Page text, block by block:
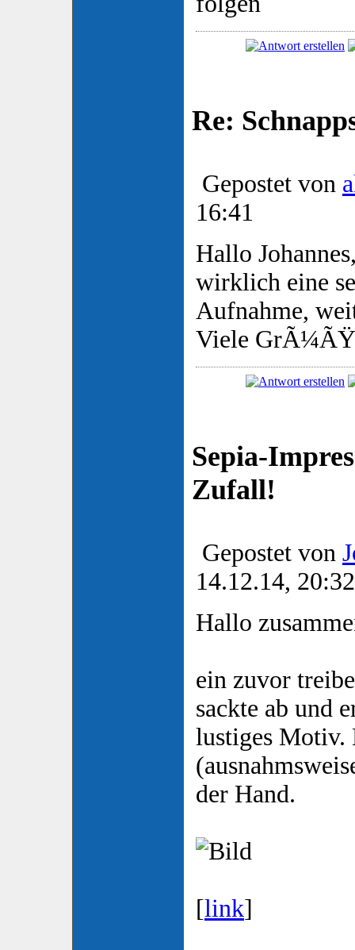
Re:
Gepostet von
16:41
Hallo
wirklich eine
Aufnahme,
Viele
Sepia-
Zufall!
Gepostet von
14.12.14, 20:32
Hallo
ein zuvor
sackte ab und
lustiges Motiv.
der Hand.
[link]